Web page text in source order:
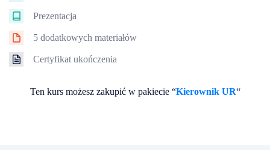
Prezentacja
5 dodatkowych materiałów
Certyfikat ukończenia
Ten kurs możesz zakupić w pakiecie “Kierownik UR“